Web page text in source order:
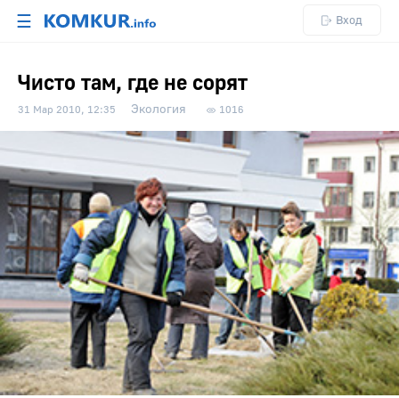
☰ Вход
Чисто там, где не сорят
31 Мар 2010, 12:35 Экология 1016